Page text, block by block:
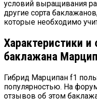
условий выращивания
другие сорта
которые необходимо
Характеристики и
баклажана
Гибрид Марципан f1
популярностью. На
отзывов об этом